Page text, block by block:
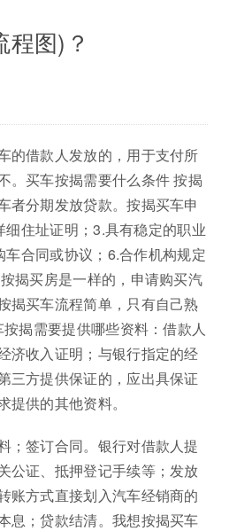
图)？
的借款人发放的，用于支付所
。买车按揭需要什么条件 按揭
者分期发放贷款。按揭买车申
住址证明；3.具有稳定的职业
合同或协议；6.合作机构规定
揭买房是一样的，申请购买汽
揭买车流程简单，只有自己熟
揭需要提供哪些资料：借款人
济收入证明；与银行指定的经
三方提供保证的，应出具保证
供的其他资料。
；签订合同。银行对借款人提
公证、抵押登记手续等；发放
账方式直接划入汽车经销商的
息；贷款结清。我想按揭买车